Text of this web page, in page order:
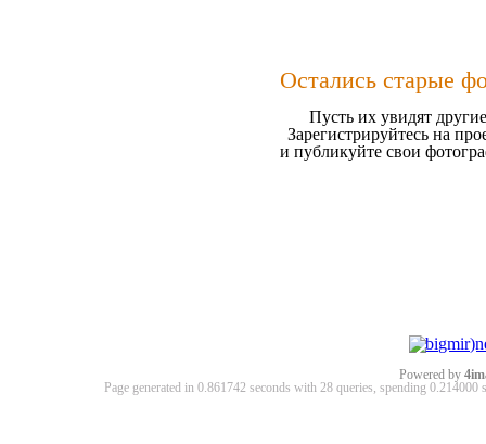
Остались старые
Пусть их увидят
Зарегистрируйтесь на
и публикуйте свои
Powered by
Page generated in 0.861742 seconds with 28 queries, spending